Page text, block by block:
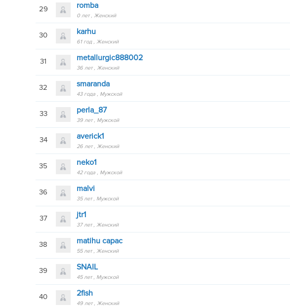
29 romba
0 лет Женский
30 karhu
61 год Женский
31 metallurgic888002
36 лет Женский
32 smaranda
43 года Мужской
33 perla_87
39 лет Мужской
34 averick1
26 лет Женский
35 neko1
42 года Мужской
36 malvi
35 лет Мужской
37 jtr1
37 лет Женский
38 matihu capac
55 лет Женский
39 SNAIL
45 лет Мужской
40 2fish
49 лет Женский